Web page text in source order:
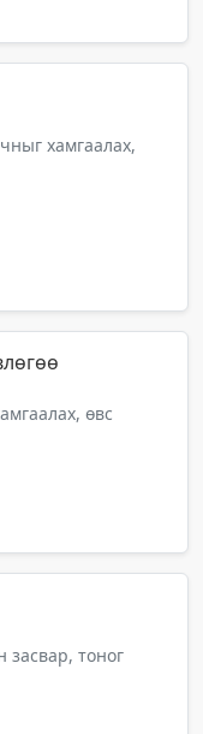
хамгаалах,
өвс
засвар, тоног